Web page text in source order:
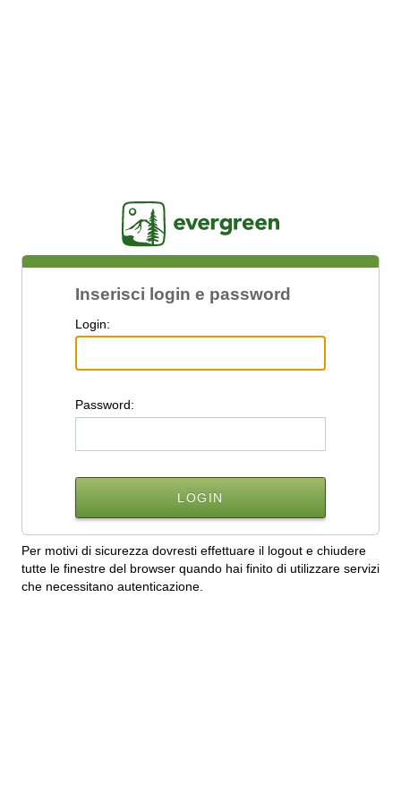
Inserisci login e password
L ogin:
Password:
Per motivi di sicurezza dovresti effettuare il logout e chiudere
tutte le finestre del browser quando hai finito di utilizzare servizi
che necessitano autenticazione.